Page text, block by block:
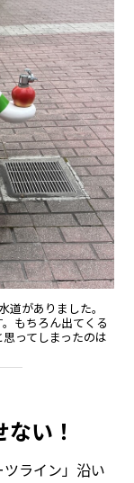
がありました。
もちろん出てくる
ってしまったのは
い！
ライン」沿い